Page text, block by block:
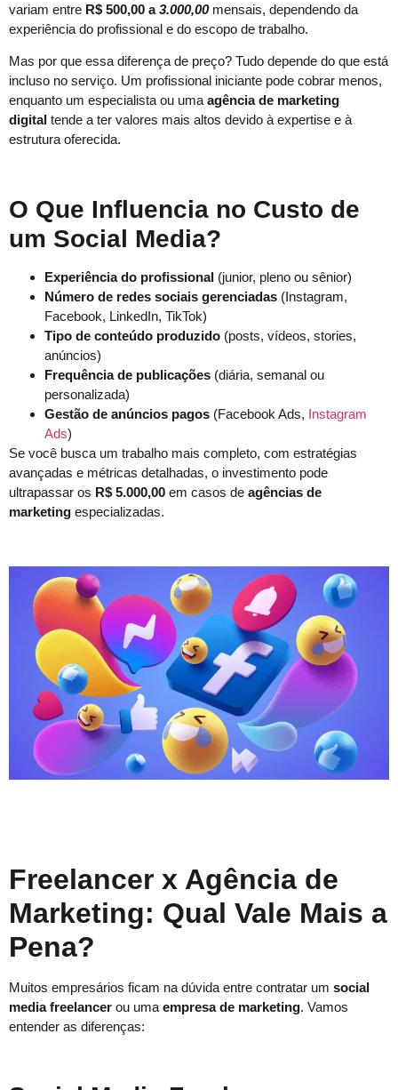
variam entre R$ 500,00 a3.000,00mensais, dependendo da
experiência do profissional e do escopo de trabalho.
Mas por que essa diferença de preço? Tudo depende do que está
incluso no serviço. Um profissional iniciante pode cobrar menos,
enquanto um especialista ou uma agência de marketing
digital tende a ter valores mais altos devido à expertise e à
estrutura oferecida.
O Que Influencia no Custo de
um Social Media?
Experiência do profissional (junior, pleno ou sênior)
Número de redes sociais gerenciadas (Instagram,
Facebook, LinkedIn, TikTok)
Tipo de conteúdo produzido (posts, vídeos, stories,
anúncios)
Frequência de publicações (diária, semanal ou
personalizada)
Gestão de anúncios pagos (Facebook Ads, Instagram
Ads)
Se você busca um trabalho mais completo, com estratégias
avançadas e métricas detalhadas, o investimento pode
ultrapassar os R$ 5.000,00 em casos de agências de
marketing especializadas.
Freelancer x Agência de
Marketing: Qual Vale Mais a
Pena?
Muitos empresários ficam na dúvida entre contratar um social
media freelancer ou uma empresa de marketing. Vamos
entender as diferenças: